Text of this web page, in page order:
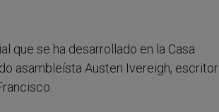
que se ha desarrollado en la Casa
asambleísta Austen Ivereigh, escritor